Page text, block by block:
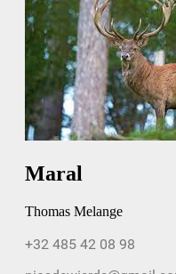
Maral
Thomas Melange